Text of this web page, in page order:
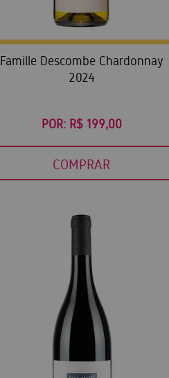
Famille Descombe Chardonnay
2024
POR: R$ 199,00
COMPRAR